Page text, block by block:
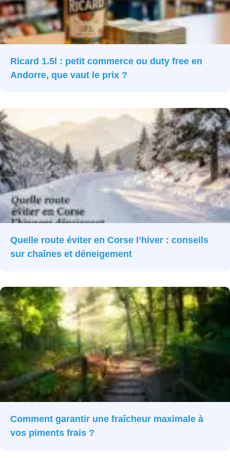
Ricard 1.5l : petit commerce ou duty free en
Andorre, que vaut le prix ?
Quelle route éviter en Corse l’hiver : conseils
sur chaînes et déneigement
Comment garantir une fraîcheur maximale à
vos piments frais ?